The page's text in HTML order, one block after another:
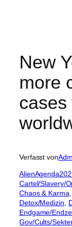
New
more
cases
Verfasst von
Cartel/Slavery/
Chaos & Karma
Detox/Medizin
Endgame/
Gov/Cults/